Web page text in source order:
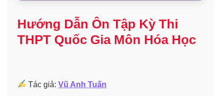
Hướng Dẫn Ôn Tập Kỳ Thi
THPT Quốc Gia Môn Hóa Học
Tác giả:Vũ Anh Tuấn